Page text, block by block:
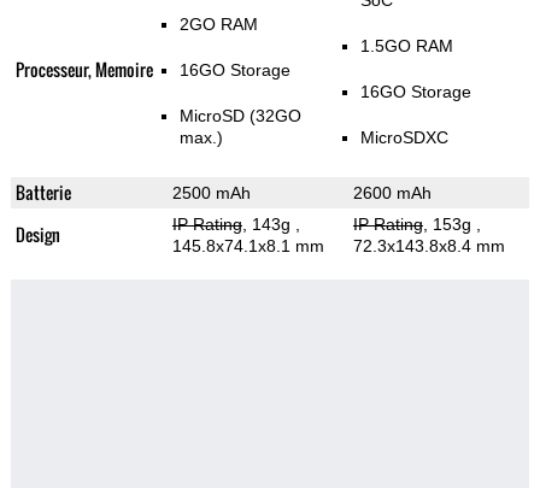
Processeur, Memoire
2GO RAM
16GO Storage
MicroSD (32GO
max.)
1.5GO RAM
16GO Storage
MicroSDXC
Batterie 2500 mAh 2600 mAh
Design IP Rating, 143g
145.8x74.1x8.1 mm
IP Rating, 153g
72.3x143.8x8.4 mm